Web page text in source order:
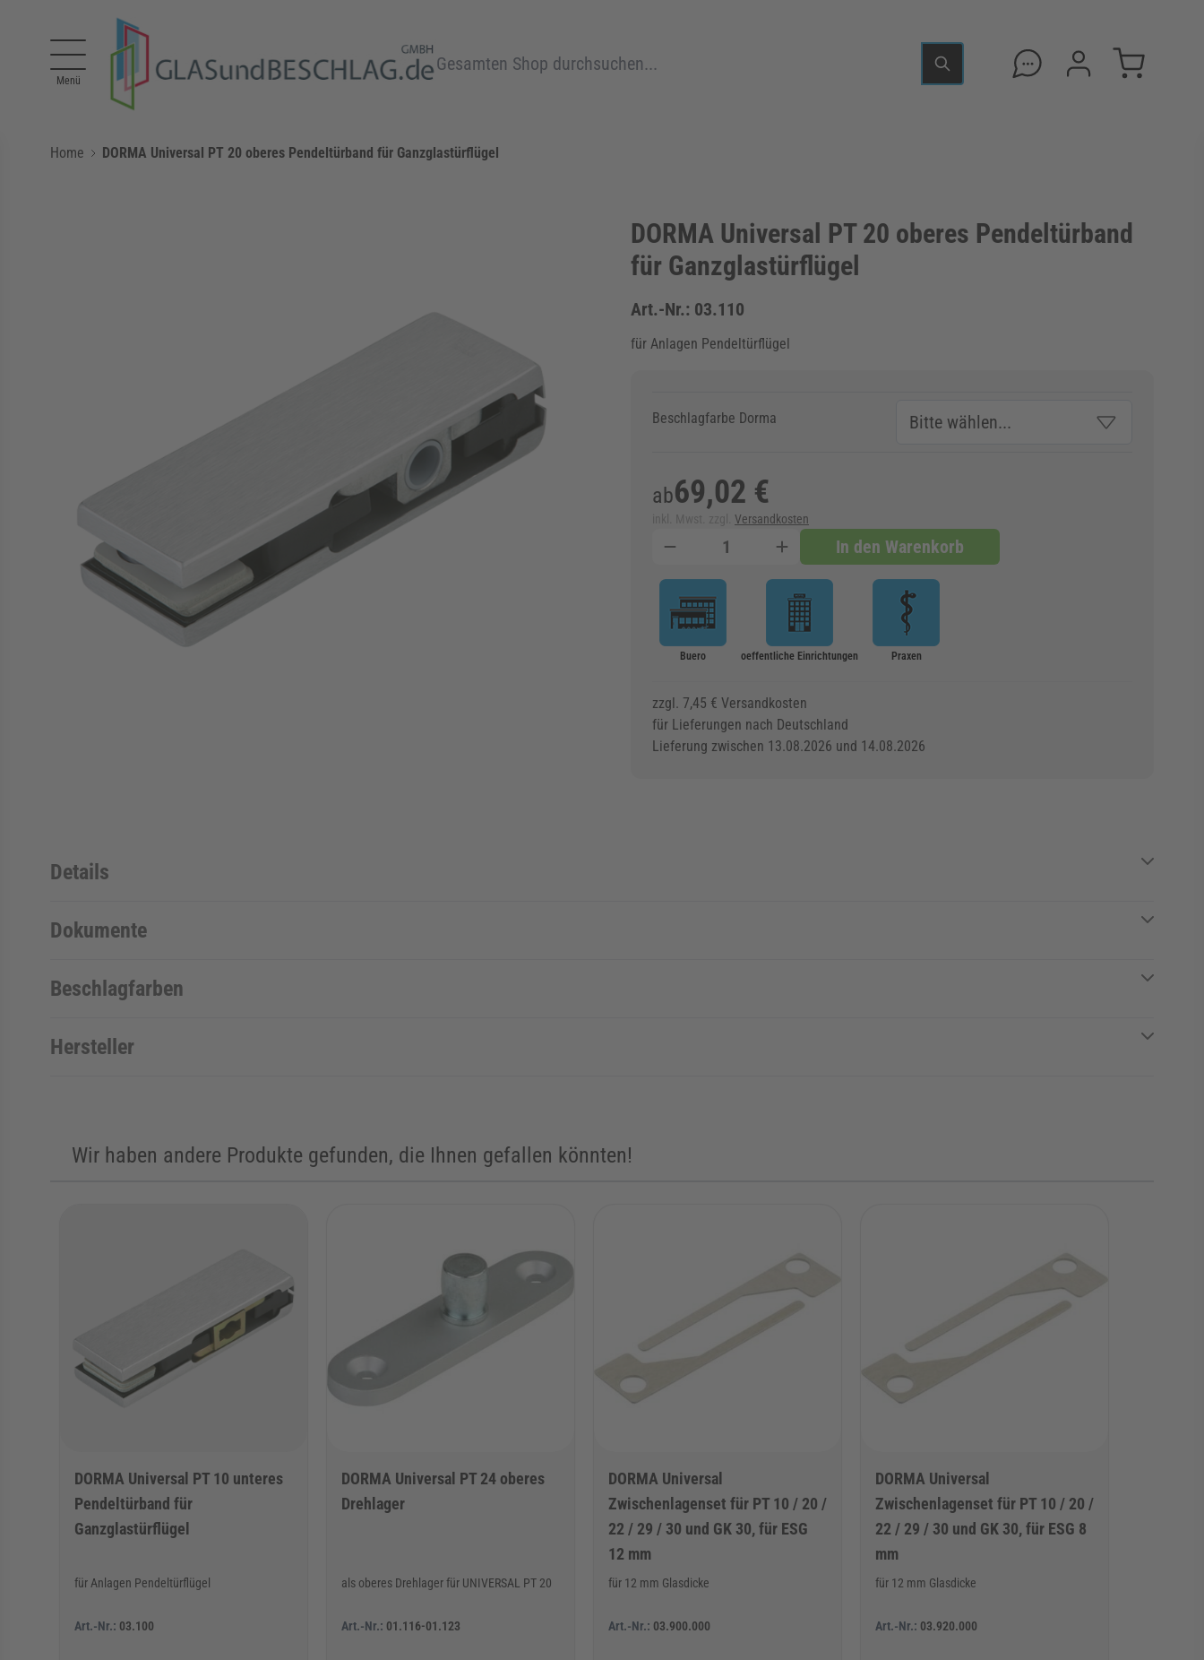
Menü
Home DORMA Universal PT 20 oberes Pendeltürband für Ganzglastürflügel
DORMA Universal PT 20 oberes Pendeltürband
für Ganzglastürflügel
Art.-Nr.: 03.110
für Anlagen Pendeltürflügel
Beschlagfarbe Dorma
ab69,02 €
Versandkosten
In den Warenkorb
Buero oeffentliche Einrichtungen Praxen
zzgl. 7,45 € Versandkosten
für Lieferungen nach Deutschland
Lieferung zwischen 13.08.2026 und 14.08.2026
Details
Dokumente
Beschlagfarben
Hersteller
Wir haben andere Produkte gefunden, die Ihnen gefallen könnten!
DORMA Universal PT 10 unteres
Pendeltürband für
Ganzglastürflügel
für Anlagen Pendeltürflügel
Art.-Nr.: 03.100
DORMA Universal PT 24 oberes
Drehlager
als oberes Drehlager für UNIVERSAL PT 20
Art.-Nr.: 01.116-01.123
DORMA Universal
Zwischenlagenset für PT 10 / 20 /
22 / 29 / 30 und GK 30, für ESG
12 mm
für 12 mm Glasdicke
Art.-Nr.: 03.900.000
DORMA Universal
Zwischenlagenset für PT 10 / 20 /
22 / 29 / 30 und GK 30, für ESG 8
mm
für 12 mm Glasdicke
Art.-Nr.: 03.920.000